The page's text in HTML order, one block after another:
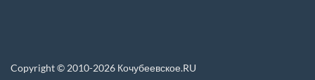
Copyright © 2010-2026 Кочубеевское.RU